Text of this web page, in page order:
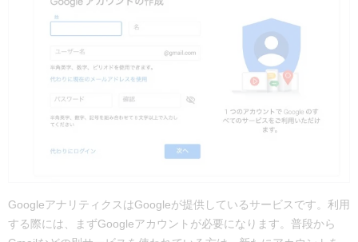
GoogleアナリティクスはGoogleが提供しているサービスです。利用
する際には、まずGoogleアカウントが必要になります。普段から